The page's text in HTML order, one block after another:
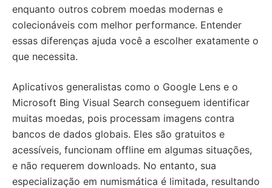
enquanto outros cobrem moedas modernas e
colecionáveis com melhor performance. Entender
essas diferenças ajuda você a escolher exatamente o
que necessita.
Aplicativos generalistas como o Google Lens e o
Microsoft Bing Visual Search conseguem identificar
muitas moedas, pois processam imagens contra
bancos de dados globais. Eles são gratuitos e
acessíveis, funcionam offline em algumas situações,
e não requerem downloads. No entanto, sua
especialização em numismática é limitada, resultando